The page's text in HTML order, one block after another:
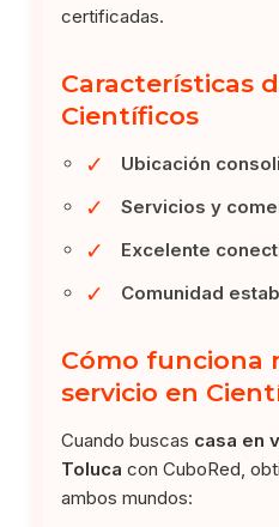
certificadas.
Características
Científicos
✓ Ubicación
✓ Servicios y
✓ Excelente
✓ Comunidad
Cómo funciona
servicio en
Cuando buscas casa en
Toluca con CuboRed,
ambos mundos: